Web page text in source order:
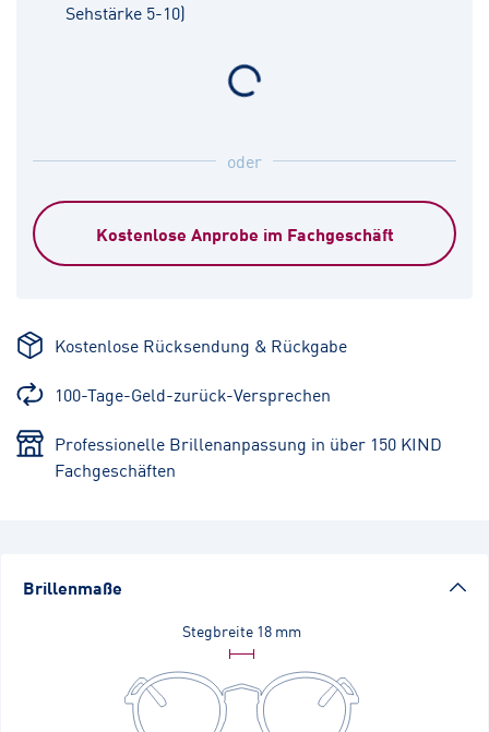
Sehstärke 5-10)
oder
Kostenlose Anprobe im Fachgeschäft
Kostenlose Rücksendung & Rückgabe
100-Tage-Geld-zurück-Versprechen
Professionelle Brillenanpassung in über 150 KIND
Fachgeschäften
Brillenmaße
Stegbreite 18 mm